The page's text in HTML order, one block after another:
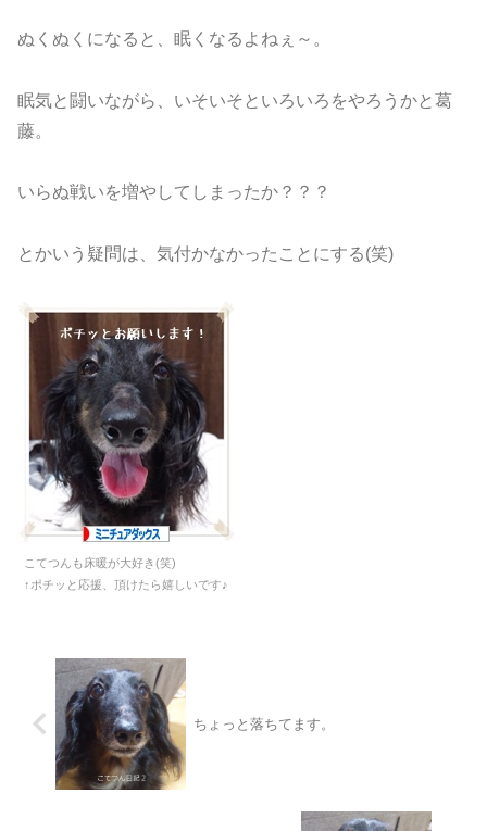
ぬくぬくになると、眠くなるよねぇ～。
眠気と闘いながら、いそいそといろいろをやろうかと葛
藤。
いらぬ戦いを増やしてしまったか？？？
とかいう疑問は、気付かなかったことにする(笑)
こてつんも床暖が大好き(笑)
↑ポチッと応援、頂けたら嬉しいです♪
ちょっと落ちてます。